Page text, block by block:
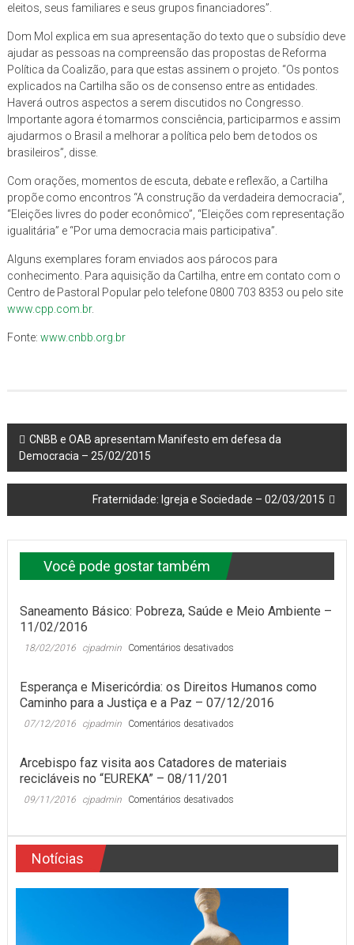
eleitos, seus familiares e seus grupos financiadores”.
Dom Mol explica em sua apresentação do texto que o subsídio deve
ajudar as pessoas na compreensão das propostas de Reforma
Política da Coalizão, para que estas assinem o projeto. “Os pontos
explicados na Cartilha são os de consenso entre as entidades.
Haverá outros aspectos a serem discutidos no Congresso.
Importante agora é tomarmos consciência, participarmos e assim
ajudarmos o Brasil a melhorar a política pelo bem de todos os
brasileiros”, disse.
Com orações, momentos de escuta, debate e reflexão, a Cartilha
propõe como encontros “A construção da verdadeira democracia”,
“Eleições livres do poder econômico”, “Eleições com representação
igualitária” e “Por uma democracia mais participativa”.
Alguns exemplares foram enviados aos párocos para
conhecimento. Para aquisição da Cartilha, entre em contato com o
Centro de Pastoral Popular pelo telefone 0800 703 8353 ou pelo site
www.cpp.com.br.
Fonte: www.cnbb.org.br
Navegação
do
CNBB e OAB apresentam Manifesto em defesa da
Democracia – 25/02/2015
Fraternidade: Igreja e Sociedade – 02/03/2015
Você pode gostar também
Saneamento Básico: Pobreza, Saúde e Meio Ambiente –
11/02/2016
18/02/2016 cjpadmin Comentários desativadosem
Pobreza,
Saúde
–
Esperança e Misericórdia: os Direitos Humanos como
Caminho para a Justiça e a Paz – 07/12/2016
07/12/2016 cjpadmin Comentários desativadosem
Misericórdia:
Caminho
–
Arcebispo faz visita aos Catadores de materiais
recicláveis no “EUREKA” – 08/11/201
09/11/2016 cjpadmin Comentários desativadosem
“EUREKA”
Notícias